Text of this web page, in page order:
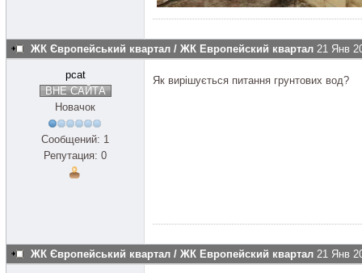
ЖК Європейський квартал / ЖК Европейский квартал 21 Янв
pcat
ВНЕ САЙТА
Новачок
Сообщений: 1
Репутация: 0
Як вирішується питання грунтових вод?
ЖК Європейський квартал / ЖК Европейский квартал 21 Янв